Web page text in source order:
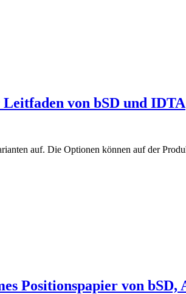
von bSD und IDTA
auf. Die Optionen können auf der
Positionspapier von